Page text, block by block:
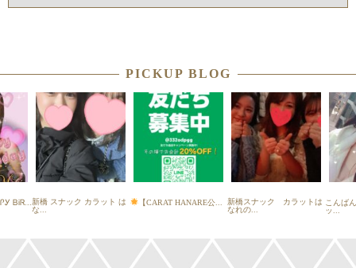
PICKUP BLOG
ᏴᎥᏒ... 新橋 スナック カラット は
な...
【CARAT HANARE公...
新橋スナック カラットは
なれの...
こんば
ッ...